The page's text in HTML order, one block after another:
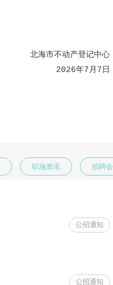
北海市不动产登记中心
2026年7月7日
职场资讯 招聘会
公招通知
公招通知